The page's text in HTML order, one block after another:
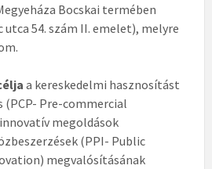
Bocskai termében
utca 54. szám II. emelet), melyre
a kereskedelmi hasznosítást
(PCP- Pre-commercial
megoldások
(PPI- Public
megvalósításának